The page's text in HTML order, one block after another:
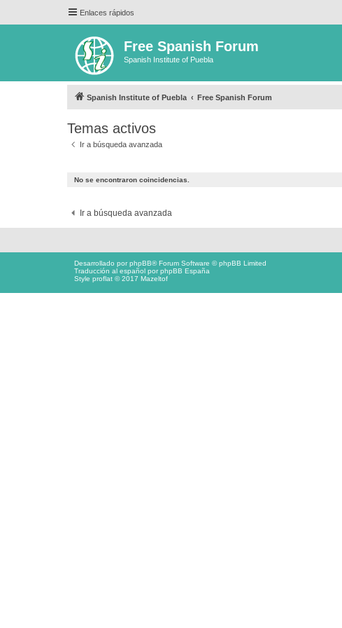
Enlaces rápidos
Free Spanish Forum
Spanish Institute of Puebla
Spanish Institute of Puebla Free Spanish Forum
Temas activos
Ir a búsqueda avanzada
No se encontraron coincidencias.
Ir a búsqueda avanzada
Desarrollado porphpBB® Forum Software © phpBB Limited
Traducción al español porphpBB España
Style proflat © 2017 Mazeltof